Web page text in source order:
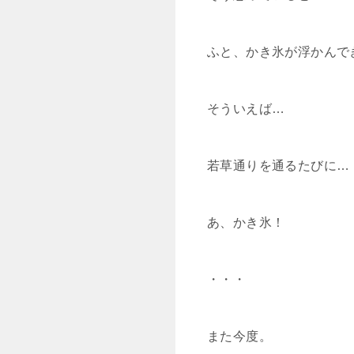
ふと、かき氷が浮かん
そういえば…
若草通りを通るたびに…
あ、かき氷！
・・・
また今度。